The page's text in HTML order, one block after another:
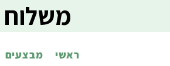
ראשי מבצעים
משלוח